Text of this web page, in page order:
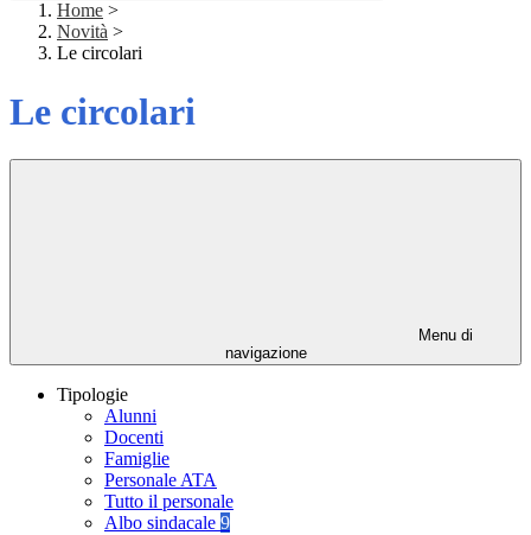
Home >
Novità >
Le circolari
Le circolari
Menu di
navigazione
Tipologie
Alunni
Docenti
Famiglie
Personale ATA
Tutto il personale
Albo sindacale 9